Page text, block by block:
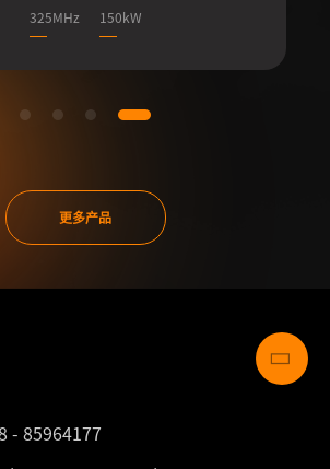
325MHz 150kW
更多产品
- 85964177